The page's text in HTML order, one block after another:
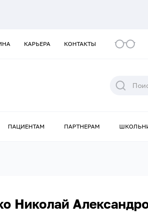
КАРЬЕРА КОНТАКТЫ
ПАЦИЕНТАМ ПАРТНЕРАМ
Николай